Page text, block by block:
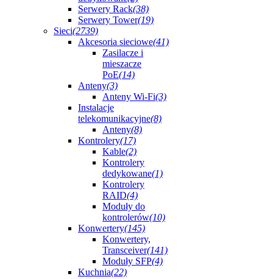
Serwery Rack(38)
Serwery Tower(19)
Sieci(2739)
Akcesoria sieciowe(41)
Zasilacze i
mieszacze
PoE(14)
Anteny(3)
Anteny Wi-Fi(3)
Instalacje
telekomunikacyjne(8)
Anteny(8)
Kontrolery(17)
Kable(2)
Kontrolery
dedykowane(1)
Kontrolery
RAID(4)
Moduły do
kontrolerów(10)
Konwertery(145)
Konwertery,
Transceiver(141)
Moduły SFP(4)
Kuchnia(22)